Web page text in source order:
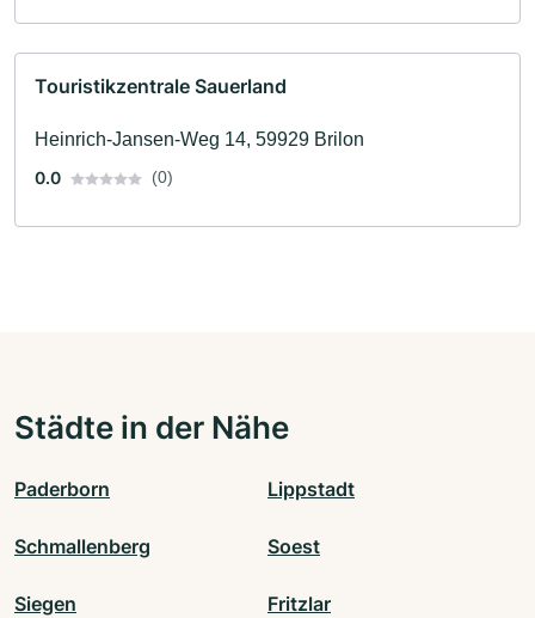
Touristikzentrale Sauerland
Heinrich-Jansen-Weg 14, 59929 Brilon
0.0
(0)
Städte in der Nähe
Paderborn Lippstadt
Schmallenberg Soest
Siegen Fritzlar